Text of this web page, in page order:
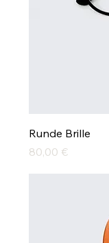
Runde Brille
Preis
80,00 €